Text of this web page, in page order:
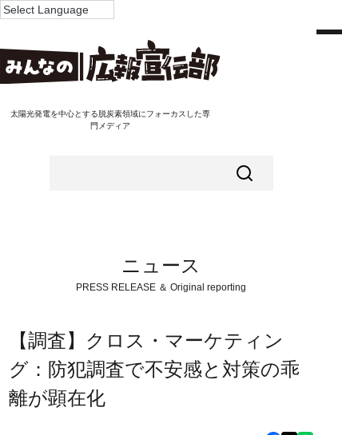
太陽光発電を中心とする脱炭素領域にフォーカスした専
門メディア
ニュース
PRESS RELEASE ＆ Original reporting
【調査】クロス・マーケティン
グ：防犯調査で不安感と対策の乖
離が顕在化